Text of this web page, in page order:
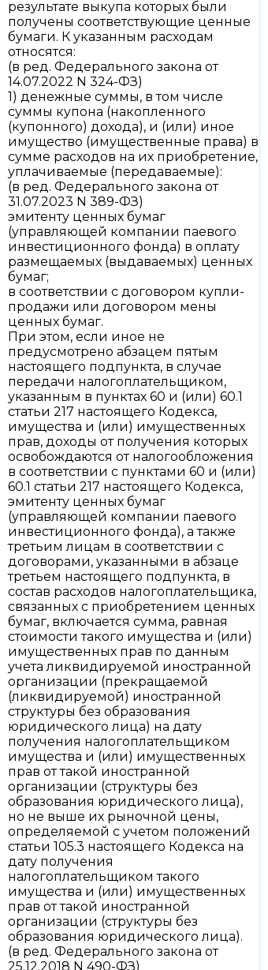
результате выкупа которых были
получены соответствующие ценные
бумаги. К указанным расходам
относятся:
(в ред. Федерального закона от
14.07.2022 N 324-ФЗ)
1) денежные суммы, в том числе
суммы купона (накопленного
(купонного) дохода), и (или) иное
имущество (имущественные права) в
сумме расходов на их приобретение,
уплачиваемые (передаваемые):
(в ред. Федерального закона от
31.07.2023 N 389-ФЗ)
эмитенту ценных бумаг
(управляющей компании паевого
инвестиционного фонда) в оплату
размещаемых (выдаваемых) ценных
бумаг;
в соответствии с договором купли-
продажи или договором мены
ценных бумаг.
При этом, если иное не
предусмотрено абзацем пятым
настоящего подпункта, в случае
передачи налогоплательщиком,
указанным в пунктах 60 и (или) 60.1
статьи 217 настоящего Кодекса,
имущества и (или) имущественных
прав, доходы от получения которых
освобождаются от налогообложения
в соответствии с пунктами 60 и (или)
60.1 статьи 217 настоящего Кодекса,
эмитенту ценных бумаг
(управляющей компании паевого
инвестиционного фонда), а также
третьим лицам в соответствии с
договорами, указанными в абзаце
третьем настоящего подпункта, в
состав расходов налогоплательщика,
связанных с приобретением ценных
бумаг, включается сумма, равная
стоимости такого имущества и (или)
имущественных прав по данным
учета ликвидируемой иностранной
организации (прекращаемой
(ликвидируемой) иностранной
структуры без образования
юридического лица) на дату
получения налогоплательщиком
имущества и (или) имущественных
прав от такой иностранной
организации (структуры без
образования юридического лица),
но не выше их рыночной цены,
определяемой с учетом положений
статьи 105.3 настоящего Кодекса на
дату получения
налогоплательщиком такого
имущества и (или) имущественных
прав от такой иностранной
организации (структуры без
образования юридического лица).
(в ред. Федерального закона от
25.12.2018 N 490-ФЗ)